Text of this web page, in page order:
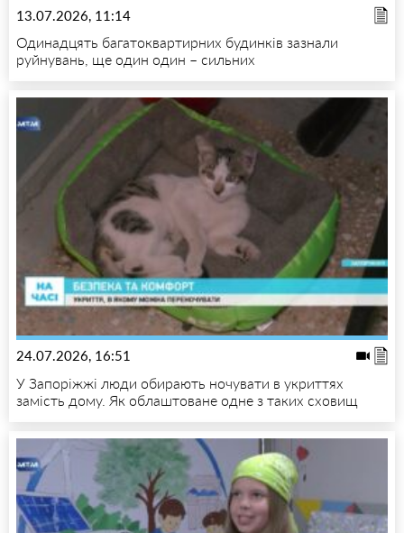
13.07.2026, 11:14
Одинадцять багатоквартирних будинків зазнали
руйнувань, ще один один – сильних
24.07.2026, 16:51
У Запоріжжі люди обирають ночувати в укриттях
замість дому. Як облаштоване одне з таких сховищ